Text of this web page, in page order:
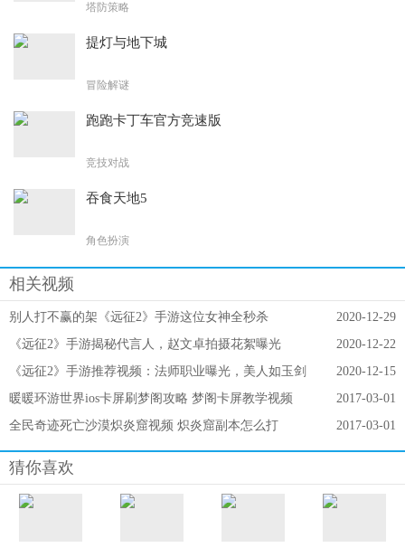
塔防策略
提灯与地下城
冒险解谜
跑跑卡丁车官方竞速版
竞技对战
吞食天地5
角色扮演
相关视频
2020-12-29
别人打不赢的架《远征2》手游这位女神全秒杀
2020-12-22
《远征2》手游揭秘代言人，赵文卓拍摄花絮曝光
2020-12-15
《远征2》手游推荐视频：法师职业曝光，美人如玉剑
如虹！
2017-03-01
暖暖环游世界ios卡屏刷梦阁攻略 梦阁卡屏教学视频
2017-03-01
全民奇迹死亡沙漠炽炎窟视频 炽炎窟副本怎么打
猜你喜欢